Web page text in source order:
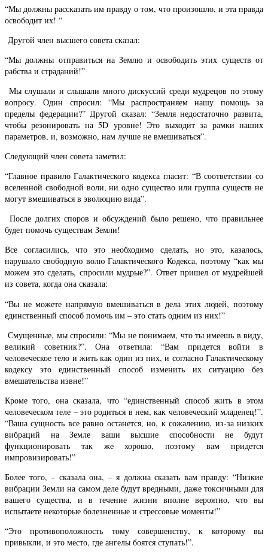
“Мы должны рассказать им правду о том, что произошло, и эта правда
освободит их! “
Другой член высшего совета сказал:
“Мы должны отправиться на Землю и освободить этих существ от
рабства и страданий!”
Мы слушали и слышали много дискуссий среди мудрецов по этому
вопросу. Один спросил: “Мы распространяем нашу помощь за
пределы федерации?” Другой сказал: “Земля недостаточно развита,
чтобы резонировать на 5D уровне! Это выходит за рамки наших
параметров, и, возможно, нам лучше не вмешиваться”.
Следующий член совета заметил:
“Главное правило Галактического кодекса гласит: “В соответствии со
вселенной свободной воли, ни одно существо или группа существ не
могут вмешиваться в эволюцию вида”.
После долгих споров и обсуждений было решено, что правильнее
будет помочь существам Земли!
Все согласились, что это необходимо сделать, но это, казалось,
нарушало свободную волю Галактического Кодекса, поэтому “как мы
можем это сделать, спросили мудрые?”. Ответ пришел от мудрейшей
из совета, когда она сказала:
“Вы не можете напрямую вмешиваться в дела этих людей, поэтому
единственный способ помочь им – это стать одним из них!”
Смущенные, мы спросили: “Мы не понимаем, что ты имеешь в виду,
великий советник?”. Она ответила: “Вам придется войти в
человеческое тело и жить как один из них, и согласно Галактическому
кодексу это единственный способ изменить их ситуацию без
вмешательства извне!”
Кроме того, она сказала, что “единственный способ жить в этом
человеческом теле – это родиться в нем, как человеческий младенец!”.
“Ваша сущность все равно останется, но, к сожалению, из-за низких
вибраций на Земле ваши высшие способности не будут
функционировать так же хорошо, поэтому вам придется
импровизировать!”
Более того, – сказала она, – я должна сказать вам правду: “Низкие
вибрации Земли на самом деле будут вредными, даже токсичными для
вашего существа, и в течение жизни вполне вероятно, что вы
испытаете некоторые болезненные и стрессовые моменты!”
“Это противоположность тому совершенству, к которому вы
привыкли, и это место, где ангелы боятся ступать!”.